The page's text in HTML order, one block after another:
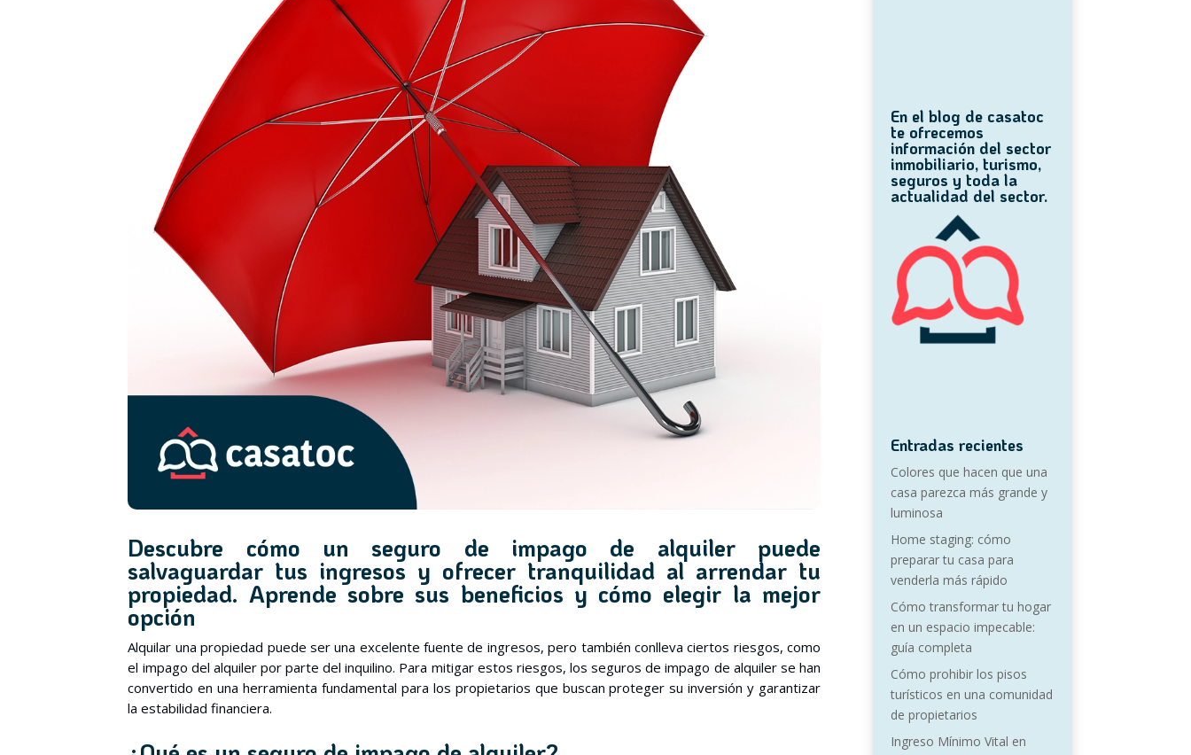
Descubre cómo un seguro de impago de alquiler puede
salvaguardar tus ingresos y ofrecer tranquilidad al arrendar tu
propiedad. Aprende sobre sus beneficios y cómo elegir la mejor
opción
Alquilar una propiedad puede ser una excelente fuente de ingresos, pero también conlleva ciertos riesgos, como
el impago del alquiler por parte del inquilino. Para mitigar estos riesgos, los seguros de impago de alquiler se han
convertido en una herramienta fundamental para los propietarios que buscan proteger su inversión y garantizar
la estabilidad financiera.
En el blog de casatoc
te ofrecemos
información del sector
inmobiliario, turismo,
seguros y toda la
actualidad del sector.
Entradas recientes
Colores que hacen que una
casa parezca más grande y
luminosa
Home staging: cómo
preparar tu casa para
venderla más rápido
Cómo transformar tu hogar
en un espacio impecable:
guía completa
Cómo prohibir los pisos
turísticos en una comunidad
de propietarios
Ingreso Mínimo Vital en